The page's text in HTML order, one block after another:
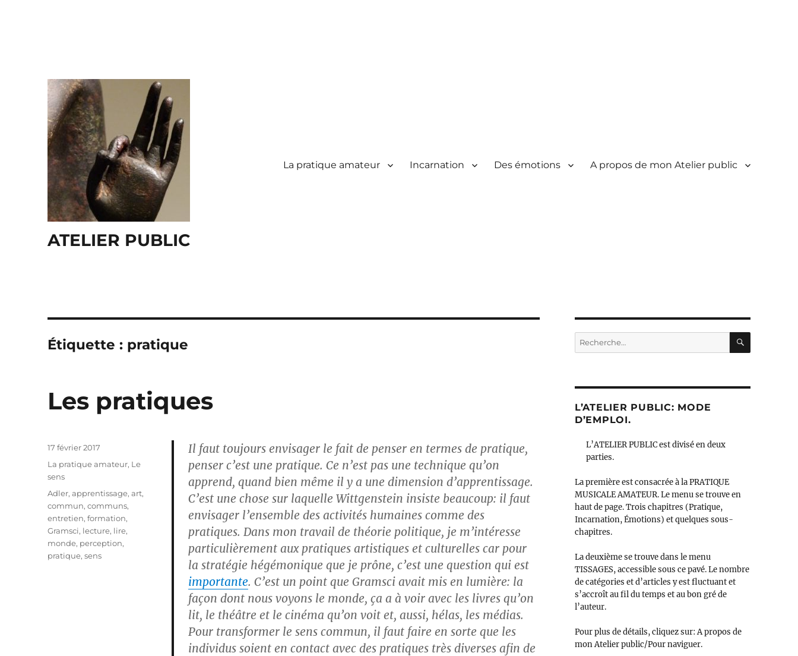
ATELIER PUBLIC
La pratique amateur Incarnation Des émotions A propos de mon Atelier public
Étiquette : pratique
Les pratiques
Il faut toujours envisager le fait de penser en termes de pratique,
penser c’est une pratique. Ce n’est pas une technique qu’on
apprend, quand bien même il y a une dimension d’apprentissage.
C’est une chose sur laquelle Wittgenstein insiste beaucoup: il faut
envisager l’ensemble des activités humaines comme des
pratiques. Dans mon travail de théorie politique, je m’intéresse
particulièrement aux pratiques artistiques et culturelles car pour
la stratégie hégémonique que je prône, c’est une question qui est
importante. C’est un point que Gramsci avait mis en lumière: la
façon dont nous voyons le monde, ça a à voir avec les livres qu’on
lit, le théâtre et le cinéma qu’on voit et, aussi, hélas, les médias.
Pour transformer le sens commun, il faut faire en sorte que les
individus soient en contact avec des pratiques très diverses afin de
Publié
17 février 2017
Catégories
La pratique amateur, Le
sens
Étiquettes
Adler,apprentissage,art,
commun,communs,
entretien,formation,
Gramsci, lecture, lire,
monde, perception,
pratique,sens
Recherche
pour :
L’ATELIER PUBLIC: MODE
D’EMPLOI.
L’ATELIER PUBLIC est divisé en deux
parties.
La première est consacrée à la PRATIQUE
MUSICALE AMATEUR. Le menu se trouve en
haut de page. Trois chapitres (Pratique,
Incarnation, Émotions) et quelques sous-
chapitres.
La deuxième se trouve dans le menu
TISSAGES, accessible sous ce pavé. Le nombre
de catégories et d’articles y est fluctuant et
s’accroît au fil du temps et au bon gré de
l’auteur.
Pour plus de détails, cliquez sur: A propos de
mon Atelier public/Pour naviguer.